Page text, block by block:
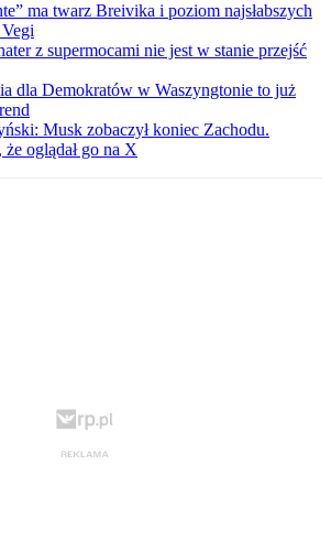
ma twarz Breivika i poziom najsłabszych
z supermocami nie jest w stanie przejść
dla Demokratów w Waszyngtonie to już
Musk zobaczył koniec Zachodu.
oglądał go na X